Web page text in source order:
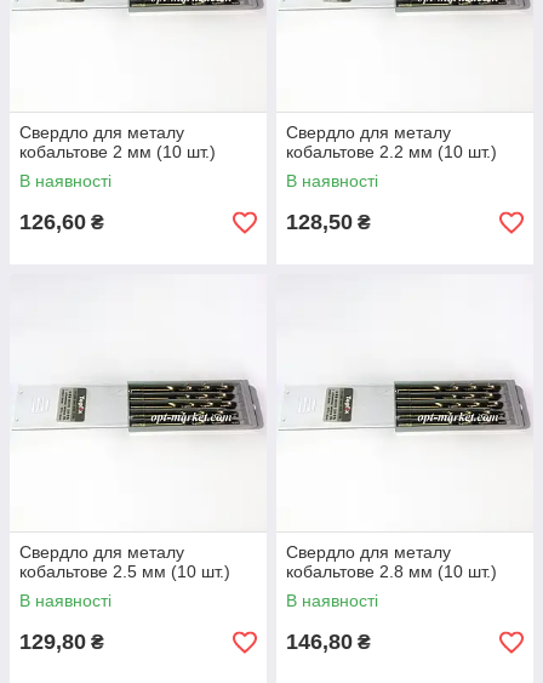
Свердло для металу
кобальтове 2 мм (10 шт.)
В наявності
126,60 ₴
Свердло для металу
кобальтове 2.2 мм (10 шт.)
В наявності
128,50 ₴
Свердло для металу
кобальтове 2.5 мм (10 шт.)
В наявності
129,80 ₴
Свердло для металу
кобальтове 2.8 мм (10 шт.)
В наявності
146,80 ₴